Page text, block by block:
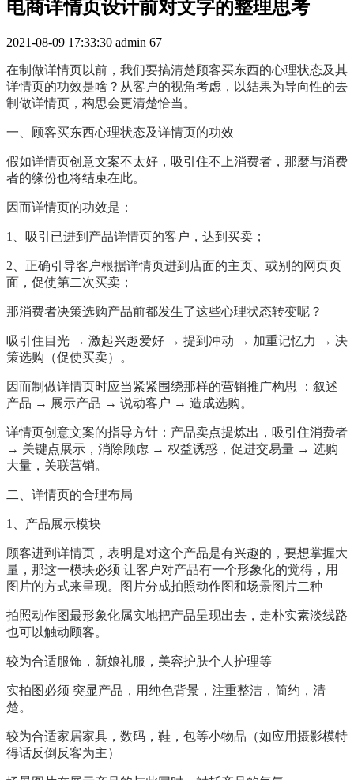
电商详情页设计前对文字的整理思考
2021-08-09 17:33:30 admin 67
在制做详情页以前，我们要搞清楚顾客买东西的心理状态及其
详情页的功效是啥？从客户的视角考虑，以結果为导向性的去
制做详情页，构思会更清楚恰当。
一、顾客买东西心理状态及详情页的功效
假如详情页创意文案不太好，吸引住不上消费者，那麼与消费
者的缘份也将结束在此。
因而详情页的功效是：
1、吸引已进到产品详情页的客户，达到买卖；
2、正确引导客户根据详情页进到店面的主页、或别的网页页
面，促使第二次买卖；
那消费者决策选购产品前都发生了这些心理状态转变呢？
吸引住目光 → 激起兴趣爱好 → 提到冲动 → 加重记忆力 → 决
策选购（促使买卖）。
因而制做详情页时应当紧紧围绕那样的营销推广构思 ：叙述
产品 → 展示产品 → 说动客户 → 造成选购。
详情页创意文案的指导方针：产品卖点提炼出，吸引住消费者
→ 关键点展示，消除顾虑 → 权益诱惑，促进交易量 → 选购
大量，关联营销。
二、详情页的合理布局
1、产品展示模块
顾客进到详情页，表明是对这个产品是有兴趣的，要想掌握大
量，那这一模块必须 让客户对产品有一个形象化的觉得，用
图片的方式来呈现。图片分成拍照动作图和场景图片二种
拍照动作图最形象化属实地把产品呈现出去，走朴实素淡线路
也可以触动顾客。
较为合适服饰，新娘礼服，美容护肤个人护理等
实拍图必须 突显产品，用纯色背景，注重整洁，简约，清
楚。
较为合适家居家具，数码，鞋，包等小物品（如应用摄影模特
得话反倒反客为主）